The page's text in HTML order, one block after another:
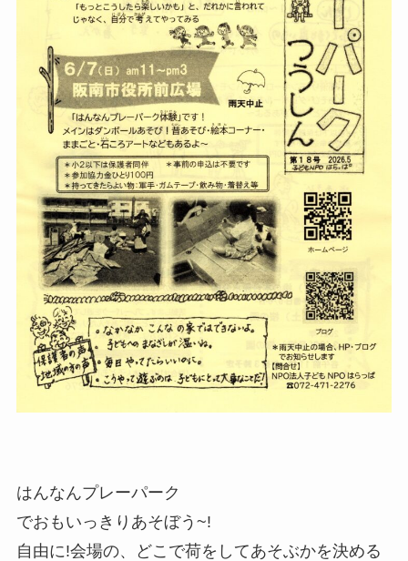
はんなんプレーパーク
でおもいっきりあそぼう~!
自由に!会場の、どこで荷をしてあそぶかを決める